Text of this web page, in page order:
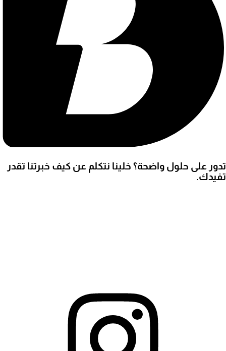
تدور على حلول واضحة؟ خلينا نتكلم عن كيف خبرتنا تقدر
تفيدك.